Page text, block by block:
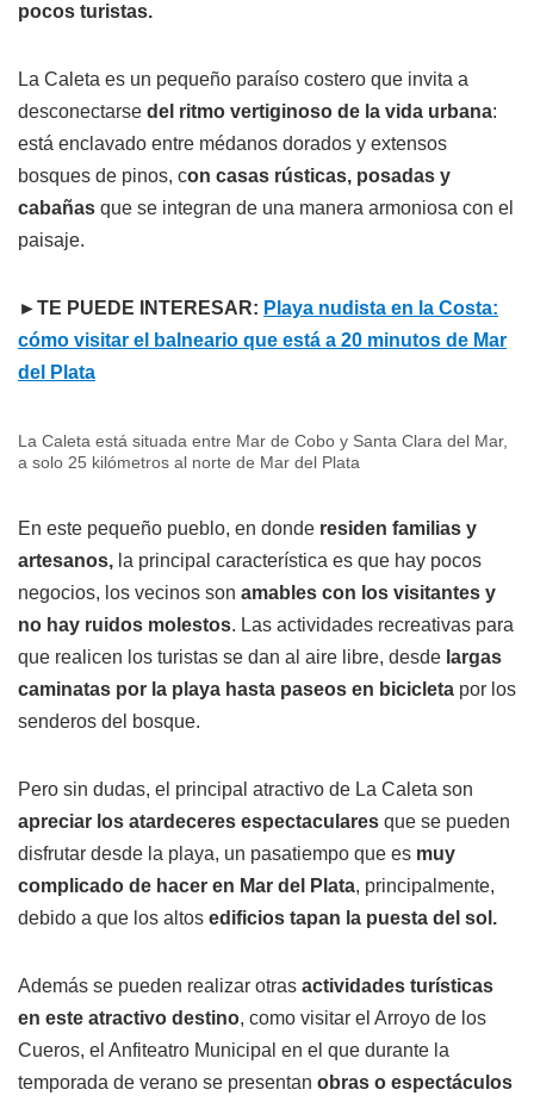
pocos turistas.
La Caleta es un pequeño paraíso costero que invita a
desconectarse del ritmo vertiginoso de la vida urbana:
está enclavado entre médanos dorados y extensos
bosques de pinos, con casas rústicas, posadas y
cabañas que se integran de una manera armoniosa con el
paisaje.
►TE PUEDE INTERESAR: Playa nudista en la Costa:
cómo visitar el balneario que está a 20 minutos de Mar
del Plata
La Caleta está situada entre Mar de Cobo y Santa Clara del Mar,
a solo 25 kilómetros al norte de Mar del Plata
En este pequeño pueblo, en donde residen familias y
artesanos, la principal característica es que hay pocos
negocios, los vecinos son amables con los visitantes y
no hay ruidos molestos. Las actividades recreativas para
que realicen los turistas se dan al aire libre, desde largas
caminatas por la playa hasta paseos en bicicleta por los
senderos del bosque.
Pero sin dudas, el principal atractivo de La Caleta son
apreciar los atardeceres espectaculares que se pueden
disfrutar desde la playa, un pasatiempo que es muy
complicado de hacer en Mar del Plata, principalmente,
debido a que los altos edificios tapan la puesta del sol.
Además se pueden realizar otras actividades turísticas
en este atractivo destino, como visitar el Arroyo de los
Cueros, el Anfiteatro Municipal en el que durante la
temporada de verano se presentan obras o espectáculos